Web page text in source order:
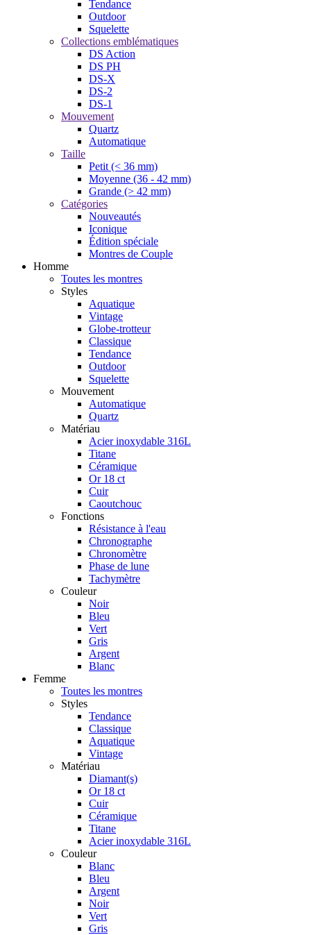
Tendance
Outdoor
Squelette
Collections emblématiques
DS Action
DS PH
DS-X
DS-2
DS-1
Mouvement
Quartz
Automatique
Taille
Petit (< 36 mm)
Moyenne (36 - 42 mm)
Grande (> 42 mm)
Catégories
Nouveautés
Iconique
Édition spéciale
Montres de Couple
Homme
Toutes les montres
Styles
Aquatique
Vintage
Globe-trotteur
Classique
Tendance
Outdoor
Squelette
Mouvement
Automatique
Quartz
Matériau
Acier inoxydable 316L
Titane
Céramique
Or 18 ct
Cuir
Caoutchouc
Fonctions
Résistance à l'eau
Chronographe
Chronomètre
Phase de lune
Tachymètre
Couleur
Noir
Bleu
Vert
Gris
Argent
Blanc
Femme
Toutes les montres
Styles
Tendance
Classique
Aquatique
Vintage
Matériau
Diamant(s)
Or 18 ct
Cuir
Céramique
Titane
Acier inoxydable 316L
Couleur
Blanc
Bleu
Argent
Noir
Vert
Gris